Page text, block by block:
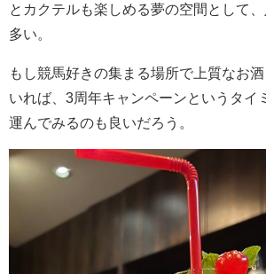
とカクテルも楽しめる夢の空間として
多い。
もし競馬好きの集まる場所で上質なお
いれば、3周年キャンペーンというタイ
運んでみるのも良いだろう。